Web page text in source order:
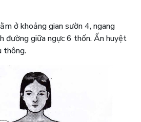
ở khoảng gian sườn 4, ngang
đường giữa ngực 6 thốn. Ấn huyệt
thông.